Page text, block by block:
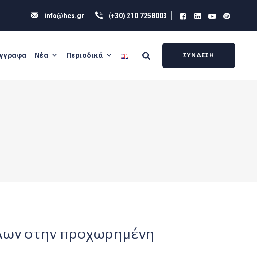
info@hcs.gr (+30) 210 7258003
Νέα Περιοδικά ΣΥΝΔΕΣΗ
στην προχωρημένη